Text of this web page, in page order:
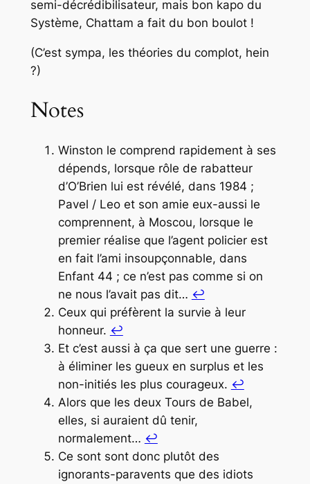
semi-décrédibilisateur, mais bon kapo du
Système, Chattam a fait du bon boulot !
(C’est sympa, les théories du complot, hein
?)
Notes
Winston le comprend rapidement à ses
dépends, lorsque rôle de rabatteur
d’O’Brien lui est révélé, dans 1984 ;
Pavel / Leo et son amie eux-aussi le
comprennent, à Moscou, lorsque le
premier réalise que l’agent policier est
en fait l’ami insoupçonnable, dans
Enfant 44 ; ce n’est pas comme si on
ne nous l’avait pas dit… ↩︎
Ceux qui préfèrent la survie à leur
honneur. ↩︎
Et c’est aussi à ça que sert une guerre :
à éliminer les gueux en surplus et les
non-initiés les plus courageux. ↩︎
Alors que les deux Tours de Babel,
elles, si auraient dû tenir,
normalement… ↩︎
Ce sont sont donc plutôt des
ignorants-paravents que des idiots